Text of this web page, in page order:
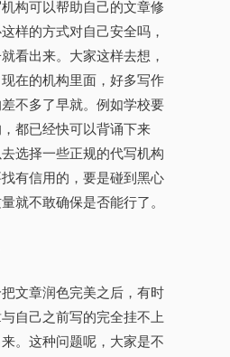
构可以帮助自己的文章修
样的方式对自己安全吗，
看出来。大家这样去想，
在的机构里面，好多写作
不多了早就。例如学校要
都已经快可以背诵下来
选择一些正规的代写机构
有信用的，要是碰到黑心
就不敢确保是否能行了。
文章润色完美之后，有时
自己之前写的完全挂不上
。这种问题呢，大家是不